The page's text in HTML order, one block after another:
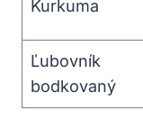
Kurkuma
Ľubovník
bodkovaný